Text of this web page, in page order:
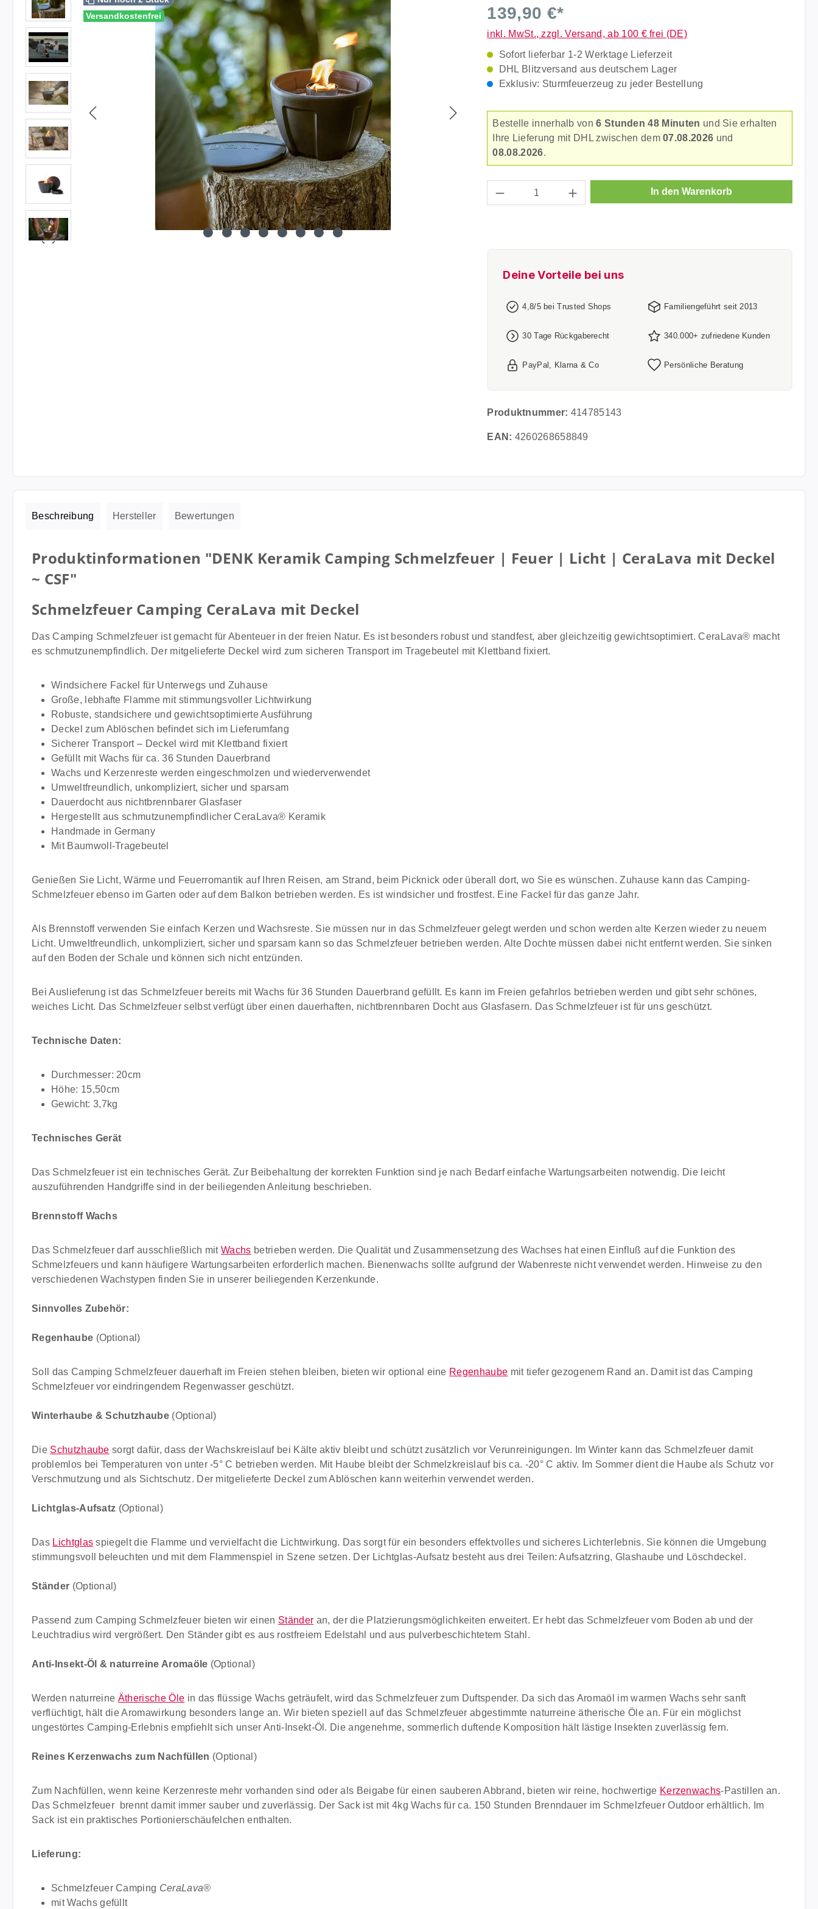
Versandkostenfrei
139,90 €*
inkl. MwSt., zzgl. Versand, ab 100 € frei (DE)
Sofort lieferbar 1-2 Werktage Lieferzeit
DHL Blitzversand aus deutschem Lager
Exklusiv: Sturmfeuerzeug zu jeder Bestellung
Bestelle innerhalb von6 Stunden 48 Minuten und Sie erhalten
Ihre Lieferung mit DHL zwischen dem07.08.2026 und
08.08.2026.
Produkt Anzahl: Gib den gewünschten Wert ein
In den Warenkorb
Deine Vorteile bei uns
4,8/5 bei Trusted Shops Familiengeführt seit 2013
30 Tage Rückgaberecht 340.000+ zufriedene Kunden
PayPal, Klarna & Co Persönliche Beratung
Produktnummer: 414785143
EAN: 4260268658849
Beschreibung Hersteller Bewertungen
Produktinformationen "DENK Keramik Camping Schmelzfeuer | Feuer | Licht | CeraLava mit Deckel
~ CSF"
Schmelzfeuer Camping CeraLava mit Deckel
Das Camping Schmelzfeuer ist gemacht für Abenteuer in der freien Natur. Es ist besonders robust und standfest, aber gleichzeitig gewichtsoptimiert. CeraLava® macht
es schmutzunempfindlich. Der mitgelieferte Deckel wird zum sicheren Transport im Tragebeutel mit Klettband fixiert.
Windsichere Fackel für Unterwegs und Zuhause
Große, lebhafte Flamme mit stimmungsvoller Lichtwirkung
Robuste, standsichere und gewichtsoptimierte Ausführung
Deckel zum Ablöschen befindet sich im Lieferumfang
Sicherer Transport – Deckel wird mit Klettband fixiert
Gefüllt mit Wachs für ca. 36 Stunden Dauerbrand
Wachs und Kerzenreste werden eingeschmolzen und wiederverwendet
Umweltfreundlich, unkompliziert, sicher und sparsam
Dauerdocht aus nichtbrennbarer Glasfaser
Hergestellt aus schmutzunempfindlicher CeraLava® Keramik
Handmade in Germany
Mit Baumwoll-Tragebeutel
Genießen Sie Licht, Wärme und Feuerromantik auf Ihren Reisen, am Strand, beim Picknick oder überall dort, wo Sie es wünschen. Zuhause kann das Camping-
Schmelzfeuer ebenso im Garten oder auf dem Balkon betrieben werden. Es ist windsicher und frostfest. Eine Fackel für das ganze Jahr.
Als Brennstoff verwenden Sie einfach Kerzen und Wachsreste. Sie müssen nur in das Schmelzfeuer gelegt werden und schon werden alte Kerzen wieder zu neuem
Licht. Umweltfreundlich, unkompliziert, sicher und sparsam kann so das Schmelzfeuer betrieben werden. Alte Dochte müssen dabei nicht entfernt werden. Sie sinken
auf den Boden der Schale und können sich nicht entzünden.
Bei Auslieferung ist das Schmelzfeuer bereits mit Wachs für 36 Stunden Dauerbrand gefüllt. Es kann im Freien gefahrlos betrieben werden und gibt sehr schönes,
weiches Licht. Das Schmelzfeuer selbst verfügt über einen dauerhaften, nichtbrennbaren Docht aus Glasfasern. Das Schmelzfeuer ist für uns geschützt.
Technische Daten:
Durchmesser: 20cm
Höhe: 15,50cm
Gewicht: 3,7kg
Technisches Gerät
Das Schmelzfeuer ist ein technisches Gerät. Zur Beibehaltung der korrekten Funktion sind je nach Bedarf einfache Wartungsarbeiten notwendig. Die leicht
auszuführenden Handgriffe sind in der beiliegenden Anleitung beschrieben.
Brennstoff Wachs
Das Schmelzfeuer darf ausschließlich mitWachs betrieben werden. Die Qualität und Zusammensetzung des Wachses hat einen Einfluß auf die Funktion des
Schmelzfeuers und kann häufigere Wartungsarbeiten erforderlich machen. Bienenwachs sollte aufgrund der Wabenreste nicht verwendet werden. Hinweise zu den
verschiedenen Wachstypen finden Sie in unserer beiliegenden Kerzenkunde.
Sinnvolles Zubehör:
Regenhaube (Optional)
Soll das Camping Schmelzfeuer dauerhaft im Freien stehen bleiben, bieten wir optional eine Regenhaube mit tiefer gezogenem Rand an. Damit ist das Camping
Schmelzfeuer vor eindringendem Regenwasser geschützt.
Winterhaube & Schutzhaube (Optional)
Die Schutzhaube sorgt dafür, dass der Wachskreislauf bei Kälte aktiv bleibt und schützt zusätzlich vor Verunreinigungen. Im Winter kann das Schmelzfeuer damit
problemlos bei Temperaturen von unter -5° C betrieben werden. Mit Haube bleibt der Schmelzkreislauf bis ca. -20° C aktiv. Im Sommer dient die Haube als Schutz vor
Verschmutzung und als Sichtschutz. Der mitgelieferte Deckel zum Ablöschen kann weiterhin verwendet werden.
Lichtglas-Aufsatz (Optional)
Das Lichtglas spiegelt die Flamme und vervielfacht die Lichtwirkung. Das sorgt für ein besonders effektvolles und sicheres Lichterlebnis. Sie können die Umgebung
stimmungsvoll beleuchten und mit dem Flammenspiel in Szene setzen. Der Lichtglas-Aufsatz besteht aus drei Teilen: Aufsatzring, Glashaube und Löschdeckel.
Ständer (Optional)
Passend zum Camping Schmelzfeuer bieten wir einen Ständer an, der die Platzierungsmöglichkeiten erweitert. Er hebt das Schmelzfeuer vom Boden ab und der
Leuchtradius wird vergrößert. Den Ständer gibt es aus rostfreiem Edelstahl und aus pulverbeschichtetem Stahl.
Anti-Insekt-Öl & naturreine Aromaöle (Optional)
Werden naturreine Ätherische Öle in das flüssige Wachs geträufelt, wird das Schmelzfeuer zum Duftspender. Da sich das Aromaöl im warmen Wachs sehr sanft
verflüchtigt, hält die Aromawirkung besonders lange an. Wir bieten speziell auf das Schmelzfeuer abgestimmte naturreine ätherische Öle an. Für ein möglichst
ungestörtes Camping-Erlebnis empfiehlt sich unser Anti-Insekt-Öl. Die angenehme, sommerlich duftende Komposition hält lästige Insekten zuverlässig fern.
Reines Kerzenwachs zum Nachfüllen (Optional)
Zum Nachfüllen, wenn keine Kerzenreste mehr vorhanden sind oder als Beigabe für einen sauberen Abbrand, bieten wir reine, hochwertige Kerzenwachs-Pastillen an.
Das Schmelzfeuer brennt damit immer sauber und zuverlässig. Der Sack ist mit 4kg Wachs für ca. 150 Stunden Brenndauer im Schmelzfeuer Outdoor erhältlich. Im
Sack ist ein praktisches Portionierschäufelchen enthalten.
Lieferung:
Schmelzfeuer Camping CeraLava®
mit Wachs gefüllt